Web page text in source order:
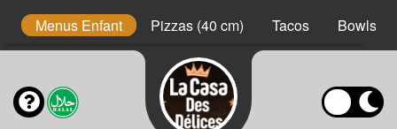
Menus Enfant Pizzas (40 cm) Tacos Bowls